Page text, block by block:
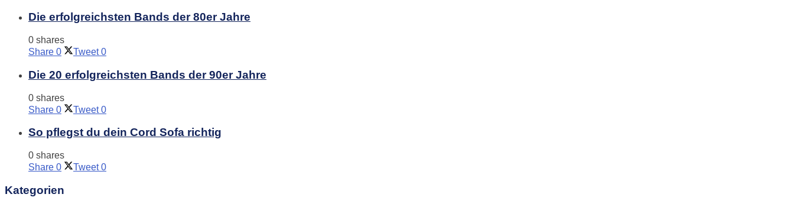
Die erfolgreichsten Bands der 80er Jahre
0 shares
Share 0 Tweet 0
Die 20 erfolgreichsten Bands der 90er Jahre
0 shares
Share 0 Tweet 0
So pflegst du dein Cord Sofa richtig
0 shares
Share 0 Tweet 0
Kategorien